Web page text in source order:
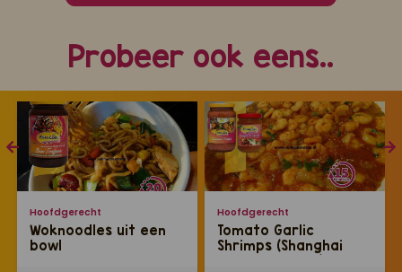
Probeer ook eens..
Hoofdgerecht
Woknoodles uit een
bowl
Hoofdgerecht
Tomato Garlic
Shrimps (Shanghai